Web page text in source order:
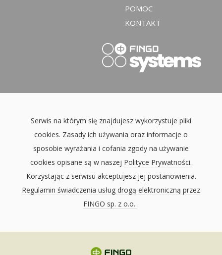
POMOC
KONTAKT
Serwis na którym się znajdujesz wykorzystuje pliki
cookies. Zasady ich używania oraz informacje o
sposobie wyrażania i cofania zgody na używanie
cookies opisane są w naszej Polityce Prywatności.
Korzystając z serwisu akceptujesz jej postanowienia.
Regulamin świadczenia usług drogą elektroniczną przez
FINGO sp. z o.o. .